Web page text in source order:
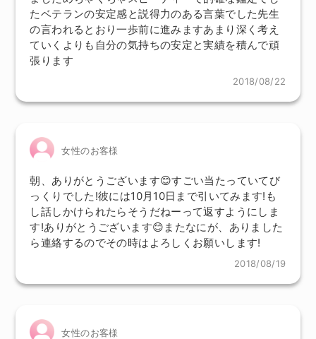
たベテランの安定感と説得力のある言葉でした先生
の言われるとおり一歩前に進みますあまり深く考え
ていくよりも自分の気持ちの安定と実績を積んで頑
張ります
2018/08/22
女性のお客様
朝、ありがとうございます😊すごい当たっていてび
っくりでした!彼には10月10日まで引いてみます!も
し話しかけられたらそうだねーって返すようにしま
す!ありがとうございます😊またなにが、ありました
ら連絡するのでその時はよろしくお願いします!
2018/08/19
女性のお客様